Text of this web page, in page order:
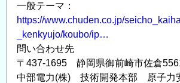
得
可
＞
の
一般テーマ：
https://www.chuden.co.jp/
_kenkyujo/koubo/ip…
問い合わせ先
〒437-1695 静岡県御前崎市佐倉
中部電力(株) 技術開発本部 原子力